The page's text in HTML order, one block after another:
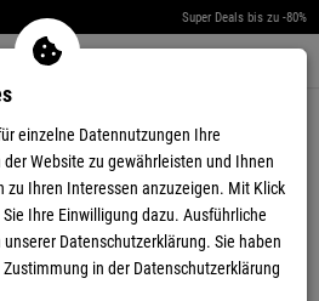
Super Deals bis zu -80%
Warenkorb aufklappen
HÄUFIG
FRAGEN
einzelne Datennutzungen Ihre
Website zu gewährleisten und Ihnen
Ihren Interessen anzuzeigen. Mit Klick
Ihre Einwilligung dazu. Ausführliche
unserer Datenschutzerklärung. Sie haben
in der Datenschutzerklärung